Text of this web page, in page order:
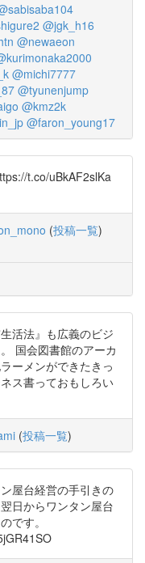
@jgk_h16
@newaeon
@michi7777
@tyunenjump
@kmz2k
@faron_young17
t.co/uBkAF2slKa
(投稿一覧)
活法』も広義のビジ
国会図書館のアーカ
ーメンができたきっ
ス書っておもしろい
(投稿一覧)
屋台経営の手引きの
日からワンタン屋台
です。